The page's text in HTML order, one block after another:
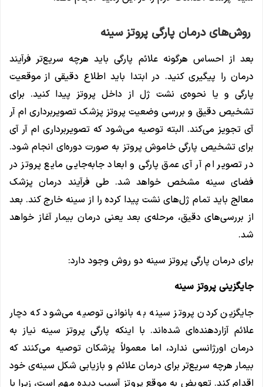
روش‌های درمان پارگی پروتز سینه
بعد از احساس هرگونه علائم پارگی باید هرچه سریع‌تر فرآیند
درمان را پیگیری کنید. در ابتدا باید اطلاع دقیقی از موقعیت
پارگی و یا نحوه‌ی نشت ژل از داخل پروتز پیدا کنید. برای
تشخیص دقیق و بررسی وضعیت پروتز پزشک تصویربرداری ام آر
آی تجویز می‌کند. البته توصیه می‌شود که تصویربرداری ام آر آی
برای تشخیص پارگی‌ خاموش پروتز به صورت دوره‌ای انجام ‌شود.
در تصویر ام آر آی عمق پارگی و ابعاد جابه‌جایی مایع پروتز در
فضای سینه مشخص خواهد شد. طی فرآیند درمان پزشک
معالج باید تمام ژل‌های نشت پیدا کرده را از سینه خارج کند. بعد
از بررسی‌های دقیق، مرحله‌ی بعد یعنی درمان بیمار آغاز خواهد
شد.
برای درمان پارگی پروتز سینه دو روش وجود دارد:
جایگزینی پروتز سینه
جایگزین کردن پروتز سینه به بانوانی توصیه می‌شود که دچار
علائم آزاردهنده‌ای شده‌اند. با اینکه پارگی پروتز سینه نیاز به
درمان اورژانسی ندارد، اما معمولاً پزشکان توصیه می‌کنند که
بیمار هرچه سریع‌تر برای درمان علائم و بازیابی شکل سینه‌ی خود
اقدام کند. تعویض به موقع پروتز آسیب‌ دیده مهم است، زیرا با